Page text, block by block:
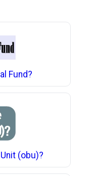
Fund?
(obu)?